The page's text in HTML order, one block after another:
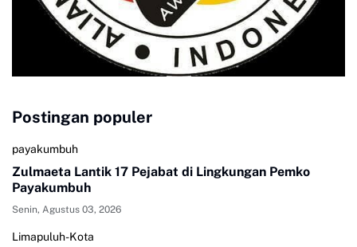
Postingan populer
payakumbuh
Zulmaeta Lantik 17 Pejabat di Lingkungan Pemko
Payakumbuh
Senin, Agustus 03, 2026
Limapuluh-Kota